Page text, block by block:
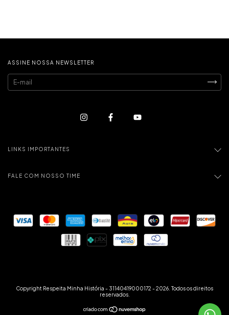
ASSINE NOSSA NEWSLETTER
LINKS IMPORTANTES
FALE COM NOSSO TIME
Copyright Respeita Minha História - 31140419000172 - 2026. Todos os direitos
reservados.